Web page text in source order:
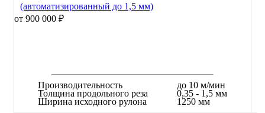
(автоматизированный до 1,5 мм)
от 900 000 ₽
Производительность
Толщина продольного реза
Ширина исходного рулона
до 10 м/мин
0,35 - 1,5 мм
1250 мм